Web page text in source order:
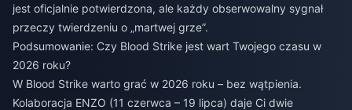
jest oficjalnie potwierdzona, ale każdy obserwowalny sygnał
przeczy twierdzeniu o „martwej grze”.
Podsumowanie: Czy Blood Strike jest wart Twojego czasu w
2026 roku?
W Blood Strike warto grać w 2026 roku – bez wątpienia.
Kolaboracja ENZO (11 czerwca – 19 lipca) daje Ci dwie